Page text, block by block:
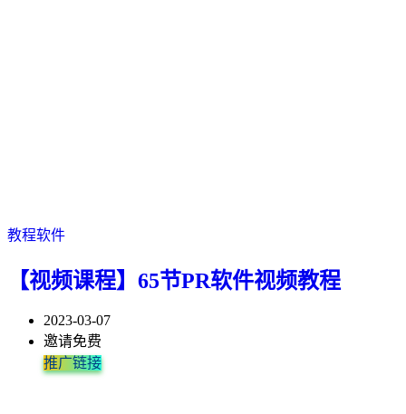
教程软件
【视频课程】65节PR软件视频教程
2023-03-07
邀请免费
推广链接